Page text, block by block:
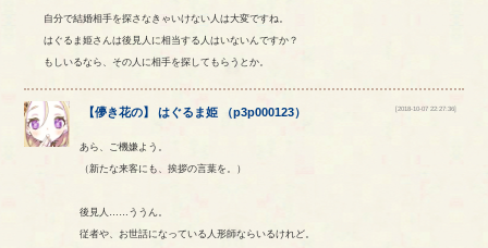
自分で結婚相手を探さなきゃいけない人は大変ですね。
はぐるま姫さんは後見人に相当する人はいないんですか？
もしいるなら、その人に相手を探してもらうとか。
【儚き花の】はぐるま姫 （p3p000123） [2018-10-07 22:27:36]
あら、ご機嫌よう。
（新たな来客にも、挨拶の言葉を。）
後見人……ううん。
従者や、お世話になっている人形師ならいるけれど。